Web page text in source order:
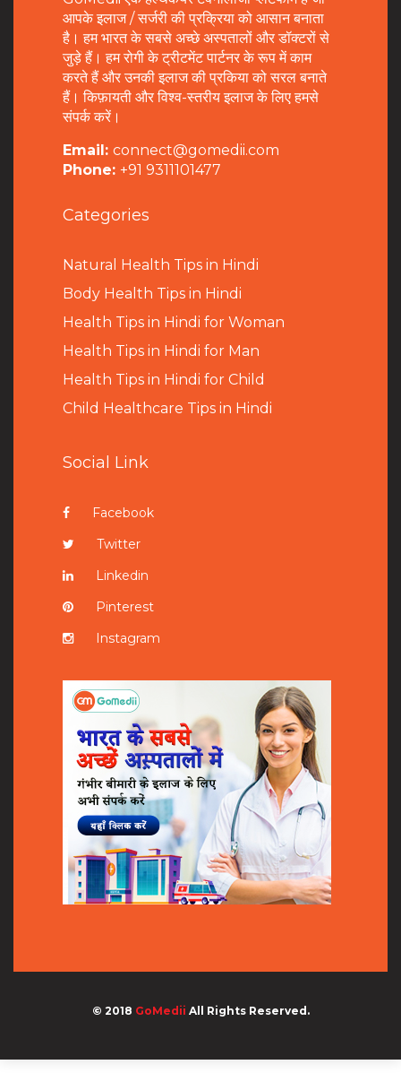
आपके इलाज / सर्जरी की प्रक्रिया को आसान बनाता
है। हम भारत के सबसे अच्छे अस्पतालों और डॉक्टरों से
जुड़े हैं। हम रोगी के ट्रीटमेंट पार्टनर के रूप में काम
करते हैं और उनकी इलाज की प्रकिया को सरल बनाते
हैं। किफ़ायती और विश्व-स्तरीय इलाज के लिए हमसे
संपर्क करें।
Email: connect@gomedii.com
Phone: +91 9311101477
Categories
Natural Health Tips in Hindi
Body Health Tips in Hindi
Health Tips in Hindi for Woman
Health Tips in Hindi for Man
Health Tips in Hindi for Child
Child Healthcare Tips in Hindi
Social Link
Facebook
Twitter
Linkedin
Pinterest
Instagram
© 2018 GoMedii All Rights Reserved.